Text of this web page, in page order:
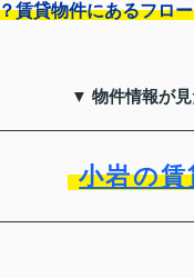
賃貸物件にあるフロ
▼ 物件情報が
小岩の